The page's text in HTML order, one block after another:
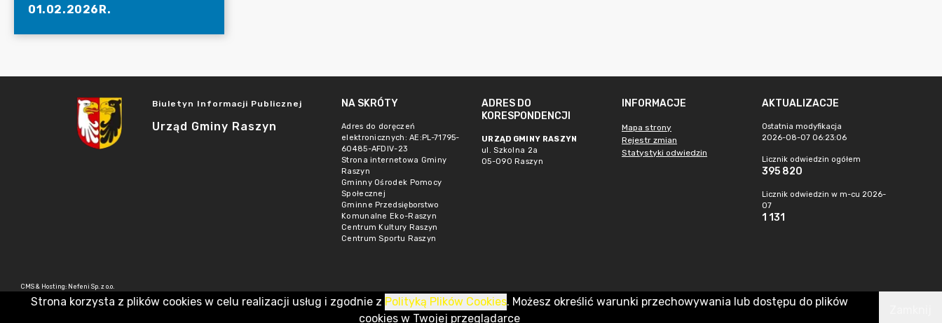
01.02.2026R.
Biuletyn Informacji Publicznej
Urząd Gminy Raszyn
NA SKRÓTY
Adres do doręczeń
elektronicznych: AE:PL-71795-
60485-AFDIV-23
Strona internetowa Gminy
Raszyn
Gminny Ośrodek Pomocy
Społecznej
Gminne Przedsięborstwo
Komunalne Eko-Raszyn
Centrum Kultury Raszyn
Centrum Sportu Raszyn
ADRES DO
KORESPONDENCJI
URZĄD GMINY RASZYN
ul. Szkolna 2a
05-090 Raszyn
INFORMACJE
Mapa strony
Rejestr zmian
Statystyki odwiedzin
AKTUALIZACJE
Ostatnia modyfikacja
2026-08-07 06:23:06
Licznik odwiedzin ogółem
395 820
Licznik odwiedzin w m-cu 2026-
07
1 131
CMS & Hosting: Nefeni Sp. z o.o.
Strona korzysta z plików cookies w celu realizacji usług i zgodnie z Polityką Plików Cookies. Możesz określić warunki przechowywania lub dostępu do plików
cookies w Twojej przeglądarce